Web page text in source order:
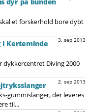
dyr på bunden
et forskerhold bore dybt
3. sep 2013
i Kerteminde
dykkercentret Diving 2000
2. sep 2013
gummislanger, der leveres
til...